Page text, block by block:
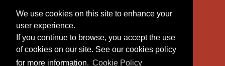
We use cookies on this site to enhance your
user experience.
If you continue to browse, you accept the use
of cookies on our site. See our cookies policy
for more information. Cookie Policy